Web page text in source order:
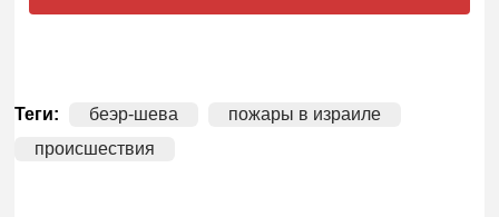
Теги: беэр-шева
пожары в израиле
происшествия